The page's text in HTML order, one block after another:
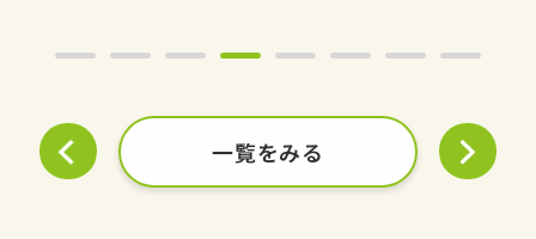
一覧をみる